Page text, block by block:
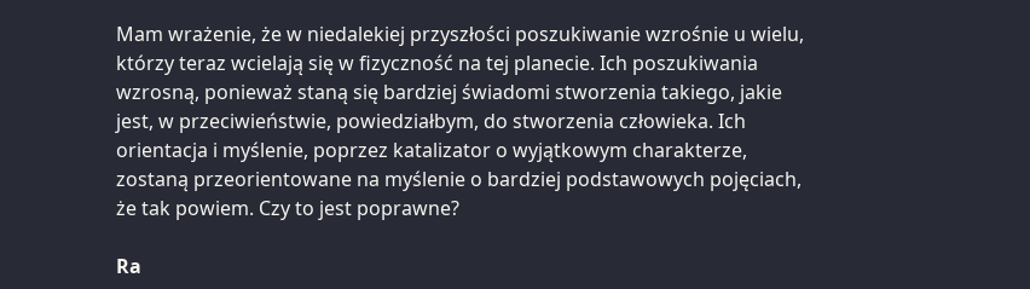
Mam wrażenie, że w niedalekiej przyszłości poszukiwanie wzrośnie u wielu,
którzy teraz wcielają się w fizyczność na tej planecie. Ich poszukiwania
wzrosną, ponieważ staną się bardziej świadomi stworzenia takiego, jakie
jest, w przeciwieństwie, powiedziałbym, do stworzenia człowieka. Ich
orientacja i myślenie, poprzez katalizator o wyjątkowym charakterze,
zostaną przeorientowane na myślenie o bardziej podstawowych pojęciach,
że tak powiem. Czy to jest poprawne?
Ra